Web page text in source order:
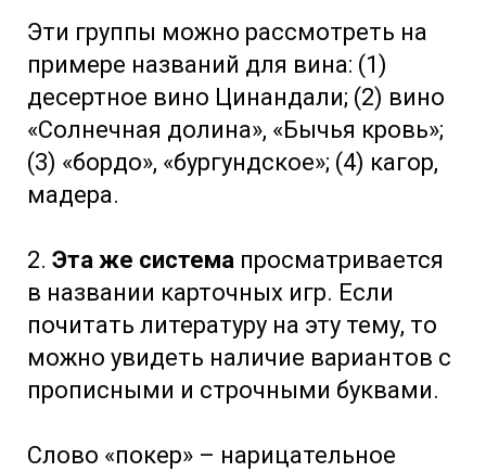
Эти группы можно рассмотреть на
примере названий для вина: (1)
десертное вино Цинандали; (2) вино
«Солнечная долина», «Бычья кровь»;
(3) «бордо», «бургундское»; (4) кагор,
мадера.
2. Эта же система просматривается
в названии карточных игр. Если
почитать литературу на эту тему, то
можно увидеть наличие вариантов с
прописными и строчными буквами.
Слово «покер» – нарицательное